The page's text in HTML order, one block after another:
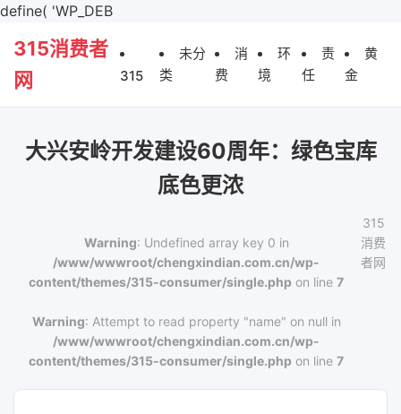
define( 'WP_DEB
315消费者
网
315
未分
类
消
费
环
境
责
任
黄
金
大兴安岭开发建设60周年：绿色宝库
底色更浓
Warning: Undefined array key 0 in
/www/wwwroot/chengxindian.com.cn/wp-
content/themes/315-consumer/single.php on line7
Warning: Attempt to read property "name" on null in
/www/wwwroot/chengxindian.com.cn/wp-
content/themes/315-consumer/single.php on line7
315
消费
者网